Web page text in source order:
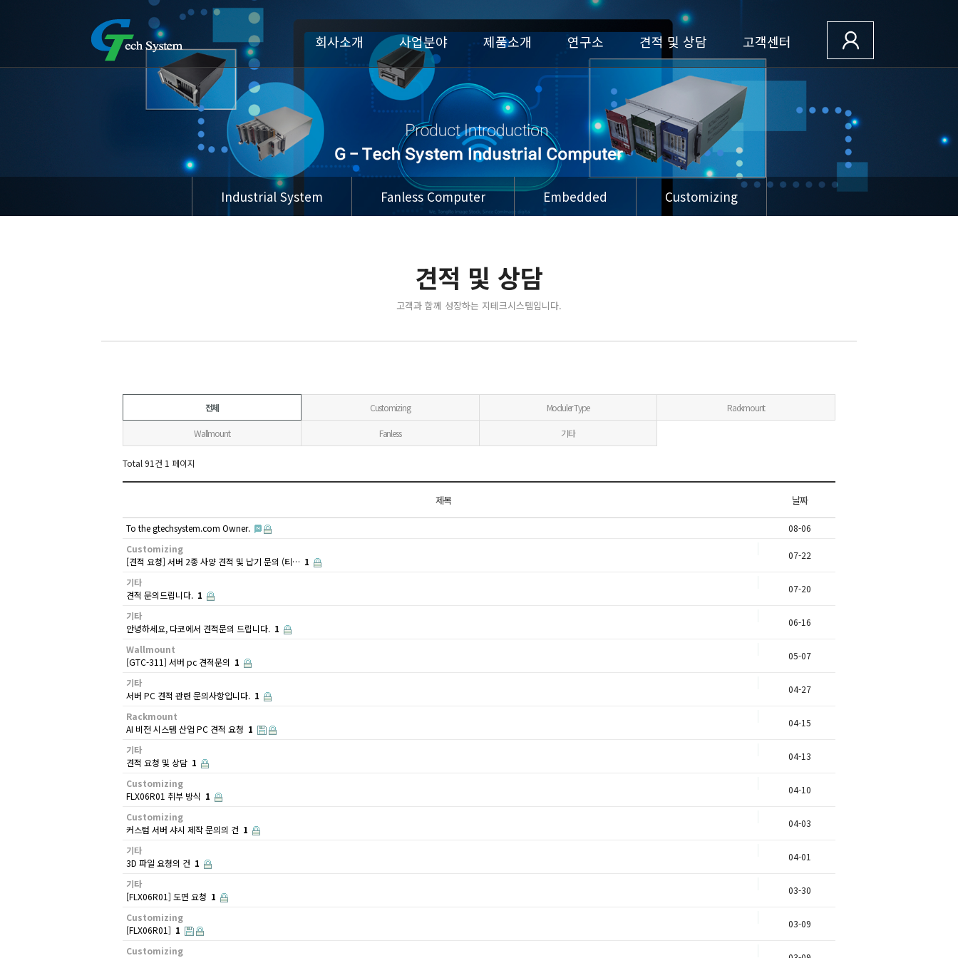
회사소개 사업분야 제품소개 연구소 견적 및 상담 고객센터
Industrial System Fanless Computer Embedded Customizing
견적 및 상담
고객과 함께 성장하는 지테크시스템입니다.
전체 Customizing Moduler Type Rackmount
Wallmount Fanless 기타
Total 91건 1 페이지
제목 날짜
To the gtechsystem.com Owner.
08-06
Customizing
[견적 요청] 서버 2종 사양 견적 및 납기 문의 (티… 1
07-22
기타
견적 문의드립니다. 1
07-20
기타
안녕하세요, 다코에서 견적문의 드립니다. 1
06-16
Wallmount
[GTC-311] 서버 pc 견적문의 1
05-07
기타
서버 PC 견적 관련 문의사항입니다. 1
04-27
Rackmount
AI 비전 시스템 산업 PC 견적 요청 1
04-15
기타
견적 요청 및 상담 1
04-13
Customizing
FLX06R01 취부 방식 1
04-10
Customizing
커스텀 서버 샤시 제작 문의의 건 1
04-03
기타
3D 파일 요청의 건 1
04-01
기타
[FLX06R01] 도면 요청 1
03-30
Customizing
[FLX06R01] 1
03-09
Customizing